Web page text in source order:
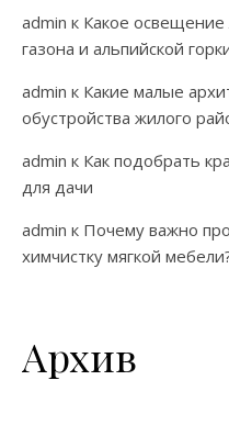
admin к Какое освещение
газона и альпийской
admin к Какие малые
обустройства жилого
admin к Как подобрать
для дачи
admin к Почему важно
химчистку мягкой
Архив